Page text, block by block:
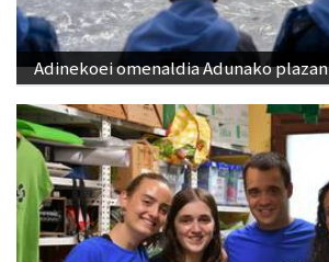
Adinekoei omenaldia Adunako plazan